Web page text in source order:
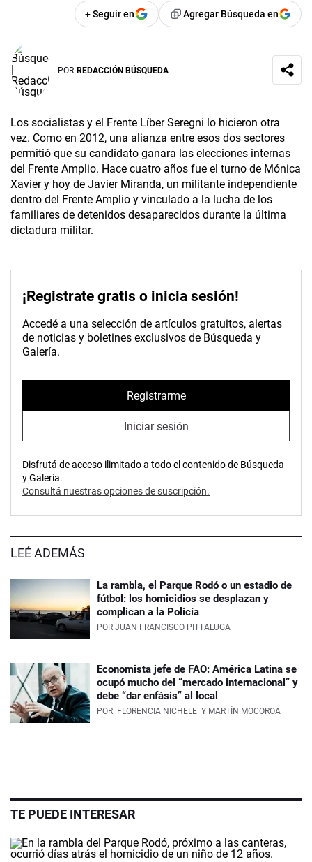
+ Seguir en Agregar Búsqueda en
POR REDACCIÓN BÚSQUEDA
Los socialistas y el Frente Líber Seregni lo hicieron otra
vez. Como en 2012, una alianza entre esos dos sectores
permitió que su candidato ganara las elecciones internas
del Frente Amplio. Hace cuatro años fue el turno de Mónica
Xavier y hoy de Javier Miranda, un militante independiente
dentro del Frente Amplio y vinculado a la lucha de los
familiares de detenidos desa­parecidos durante la última
dictadura militar.
¡Registrate gratis o inicia sesión!
Accedé a una selección de artículos gratuitos, alertas
de noticias y boletines exclusivos de Búsqueda y
Galería.
Registrarme
Iniciar sesión
Disfrutá de acceso ilimitado a todo el contenido de Búsqueda
y Galería.
Consultá nuestras opciones de suscripción.
LEÉ ADEMÁS
La rambla, el Parque Rodó o un estadio de
fútbol: los homicidios se desplazan y
complican a la Policía
POR JUAN FRANCISCO PITTALUGA
Economista jefe de FAO: América Latina se
ocupó mucho del “mercado internacional” y
debe “dar enfásis” al local
POR FLORENCIA NICHELE Y MARTÍN MOCOROA
TE PUEDE INTERESAR